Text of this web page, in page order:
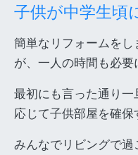
子供が中学生頃
簡単なリフォームを
が、一人の時間も必要
最初にも言った通り
応じて子供部屋を確保
みんなでリビングで過